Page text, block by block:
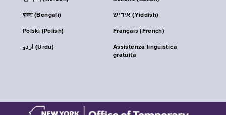
বাংলা (Bengali) אידיש (Yiddish)
Polski (Polish) Français (French)
اردو (Urdu)
Assistenza linguistica
gratuita